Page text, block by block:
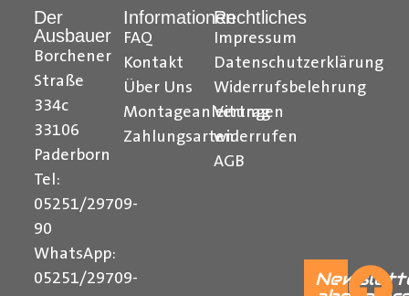
verständlich erklärt.
Ihr Team vonDer Ausbauer
Formularbeginn
Der
Ausbauer
Borchener
Straße
334c
33106
Paderborn
Tel:
05251/29709-
90
WhatsApp:
05251/29709-
Informationen
FAQ
Kontakt
Über Uns
Montageanleitungen
Zahlungsarten
Rechtliches
Impressum
Datenschutzerklärung
Widerrufsbelehrung
Vertrag
widerrufen
AGB